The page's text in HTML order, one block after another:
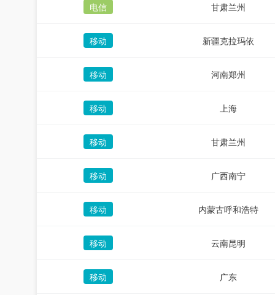
电信 甘肃兰州
移动 新疆克拉玛依
移动 河南郑州
移动 上海
移动 甘肃兰州
移动 广西南宁
移动 内蒙古呼和浩特
移动 云南昆明
移动 广东